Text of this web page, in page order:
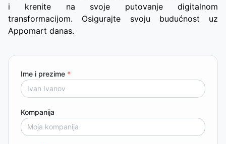
i krenite na svoje putovanje digitalnom
transformacijom. Osigurajte svoju budućnost uz
Appomart danas.
Ime i prezime *
Kompanija